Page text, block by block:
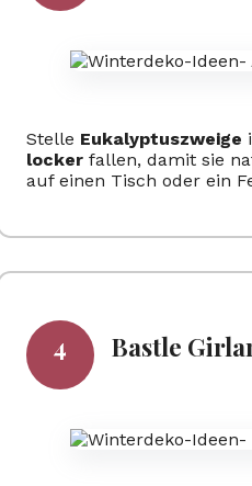
Stelle Eukalyptuszweige
lockerfallen, damit sie
auf einen Tisch oder ein
Bastle